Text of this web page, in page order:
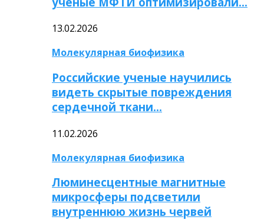
13.02.2026
Молекулярная биофизика
Российские ученые научились
видеть скрытые повреждения
сердечной ткани…
11.02.2026
Молекулярная биофизика
Люминесцентные магнитные
микросферы подсветили
внутреннюю жизнь червей